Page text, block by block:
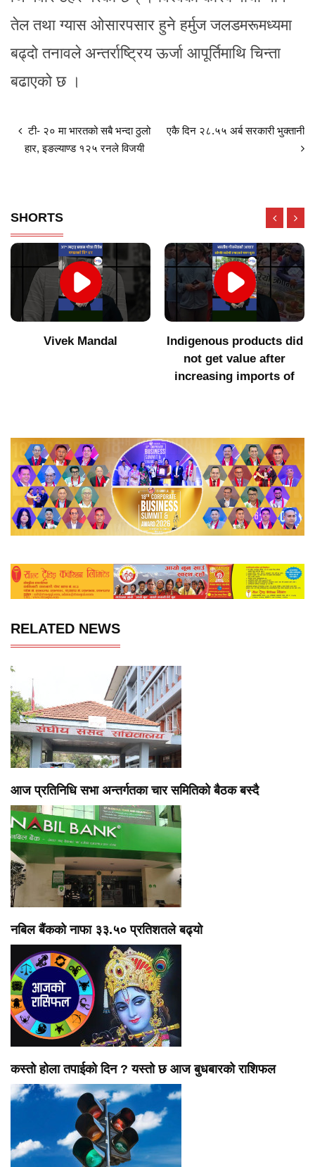
तेल तथा ग्यास ओसारपसार हुने हर्मुज जलडमरूमध्यमा
बढ्दो तनावले अन्तर्राष्ट्रिय ऊर्जा आपूर्तिमाथि चिन्ता
बढाएको छ ।
टी- २० मा भारतको सबै भन्दा ठुलो
हार, इङल्याण्ड १२५ रनले विजयी
एकै दिन २८.५५ अर्ब सरकारी भुक्तानी
SHORTS
Vivek Mandal
Indigenous products did
not get value after
increasing imports of
RELATED NEWS
आज प्रतिनिधि सभा अन्तर्गतका चार समितिको बैठक बस्दै
नबिल बैंकको नाफा ३३.५० प्रतिशतले बढ्यो
कस्तो होला तपाईको दिन ? यस्तो छ आज बुधबारको राशिफल